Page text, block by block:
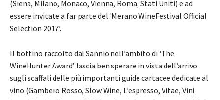
(Siena, Milano, Monaco, Vienna, Roma, Stati Uniti) e ad
essere invitate a far parte del ‘Merano WineFestival Official
Selection 2017’.
Il bottino raccolto dal Sannio nell’ambito di ‘The
WineHunter Award’ lascia ben sperare in vista dell’arrivo
sugli scaffali delle più importanti guide cartacee dedicate al
vino (Gambero Rosso, Slow Wine, L’espresso, Vitae, Vini